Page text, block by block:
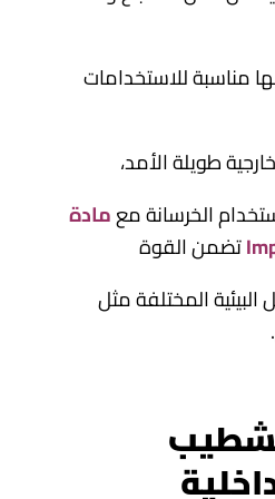
مناسبة للاستخدامات
طويلة الأمد،
الخرسانة معمادة
تضمن القوة
المختلفة مثل